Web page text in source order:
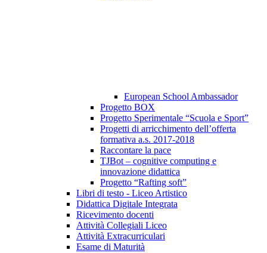
European School Ambassador
Progetto BOX
Progetto Sperimentale “Scuola e Sport”
Progetti di arricchimento dell’offerta
formativa a.s. 2017-2018
Raccontare la pace
TJBot – cognitive computing e
innovazione didattica
Progetto “Rafting soft”
Libri di testo - Liceo Artistico
Didattica Digitale Integrata
Ricevimento docenti
Attività Collegiali Liceo
Attività Extracurriculari
Esame di Maturità